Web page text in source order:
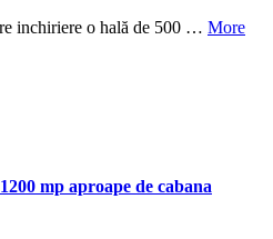
inchiriere o hală de 500 … More
mp aproape de cabana